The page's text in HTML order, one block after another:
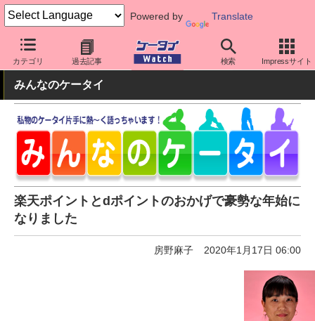
Powered by Translate
カテゴリ 過去記事 検索 Impressサイト
ケータイ Watch アプリ・サービス 決済/金融
みんなのケータイ
楽天ポイントとdポイントのおかげで豪勢な年始に
なりました
房野麻子 2020年1月17日 06:00